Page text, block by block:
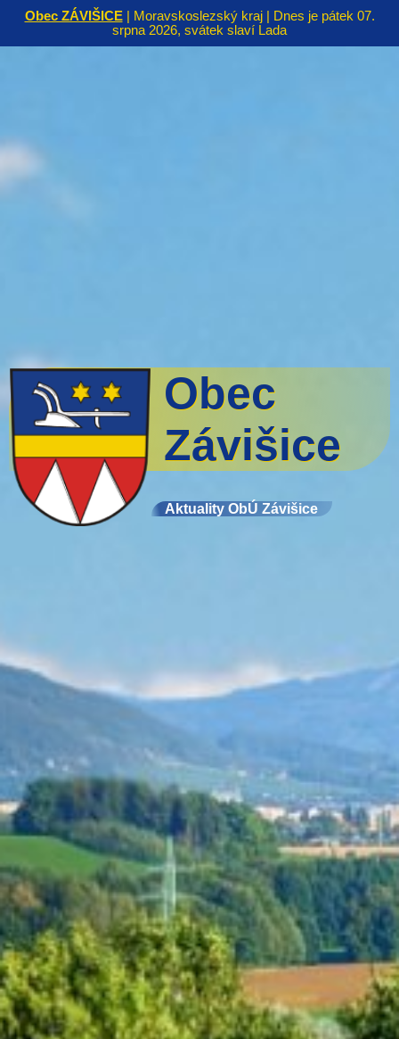
Obec ZÁVIŠICE| Moravskoslezský kraj | Dnes je pátek 07.
srpna 2026, svátek slaví Lada
Obec
Závišice
Aktuality ObÚ Závišice